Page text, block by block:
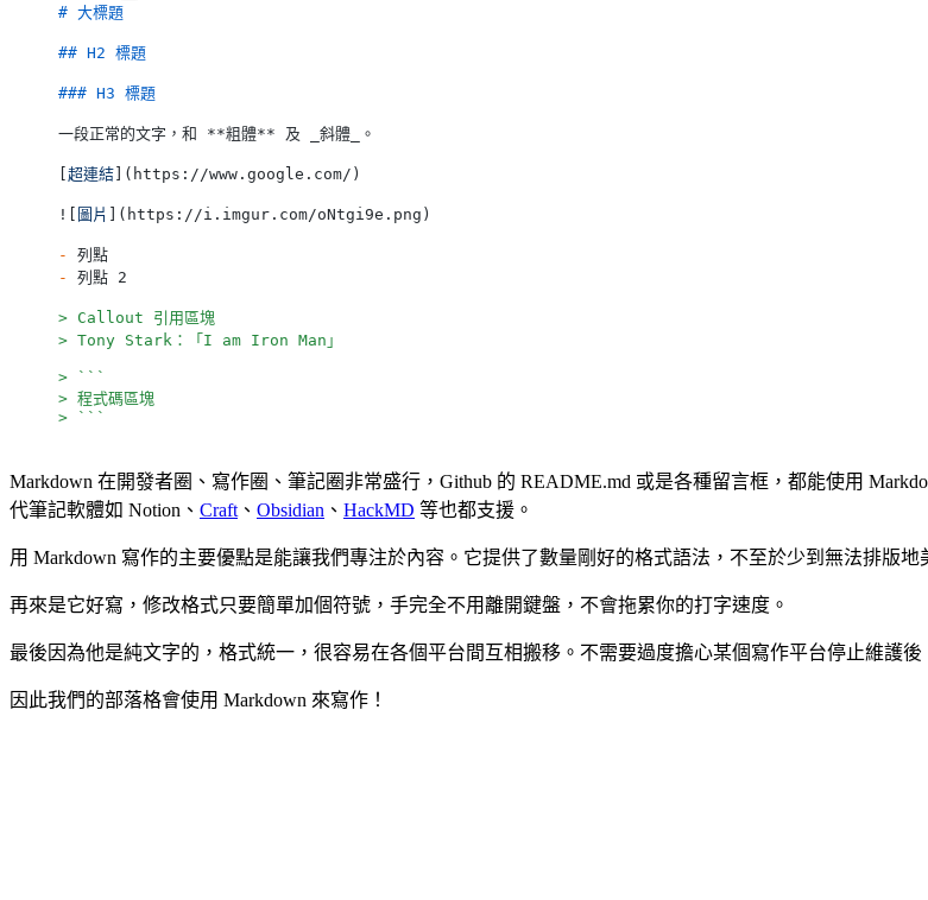
# 大標題
## H2 標題
### H3 標題
一段正常的文字，和 **粗體** 及 _斜體_ 。
[超連結] ( https://www.google.com/ )
![ 圖片 ] ( https://i.imgur.com/oNtgi9e.png )
-
列點
-
列點 2
> Callout 引用區塊
> Tony Stark：「I am Iron Man」
> ```
> 程式碼區塊
> ```
Markdown 在開發者圈、寫作圈、筆記圈非常盛行，Github 的 README.md 或是各種留言框，都能使用
代筆記軟體如 Notion、 Craft 、 Obsidian 、 HackMD 等也都支援。
用 Markdown 寫作的主要優點是能讓我們專注於內容。它提供了數量剛好的格式語法，不至於少到無法排版
再來是它好寫，修改格式只要簡單加個符號，手完全不用離開鍵盤，不會拖累你的打字速度。
最後因為他是純文字的，格式統一，很容易在各個平台間互相搬移。不需要過度擔心某個寫作平台停止維護
因此我們的部落格會使用 Markdown 來寫作！